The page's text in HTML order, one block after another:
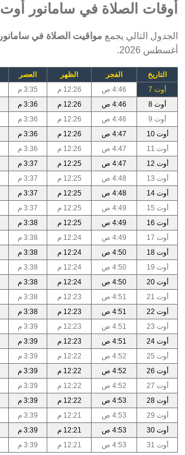
أوقات الصلاة في سامانور أوت 2026
الجدول التالي يجمع مواقيت الصلاة في سامانور
أغسطس 2026.
التاريخ الفجر الظهر العصر
أوت 7
4:46 ص 12:26 م 3:35 م
أوت 8
4:46 ص 12:26 م 3:36 م
أوت 9
4:46 ص 12:26 م 3:36 م
أوت 10
4:47 ص 12:26 م 3:36 م
أوت 11
4:47 ص 12:26 م 3:36 م
أوت 12
4:47 ص 12:25 م 3:37 م
أوت 13
4:48 ص 12:25 م 3:37 م
أوت 14
4:48 ص 12:25 م 3:37 م
أوت 15
4:49 ص 12:25 م 3:37 م
أوت 16
4:49 ص 12:25 م 3:38 م
أوت 17
4:49 ص 12:24 م 3:38 م
أوت 18
4:50 ص 12:24 م 3:38 م
أوت 19
4:50 ص 12:24 م 3:38 م
أوت 20
4:50 ص 12:24 م 3:38 م
أوت 21
4:51 ص 12:23 م 3:38 م
أوت 22
4:51 ص 12:23 م 3:38 م
أوت 23
4:51 ص 12:23 م 3:39 م
أوت 24
4:51 ص 12:23 م 3:39 م
أوت 25
4:52 ص 12:22 م 3:39 م
أوت 26
4:52 ص 12:22 م 3:39 م
أوت 27
4:52 ص 12:22 م 3:39 م
أوت 28
4:53 ص 12:22 م 3:39 م
أوت 29
4:53 ص 12:21 م 3:39 م
أوت 30
4:53 ص 12:21 م 3:39 م
أوت 31
4:53 ص 12:21 م 3:39 م